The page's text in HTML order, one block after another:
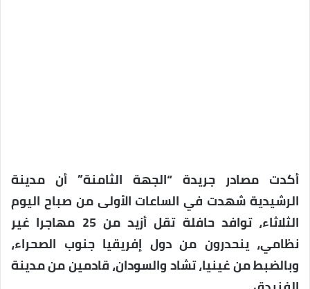
أكدت مصادر جريدة “الجهة الثامنة” أن مدينة
الرشيدية شهدت في الساعات الأولى من صباح اليوم
الثلاثاء، توافد حافلة تقل أزيد من 25 مهاجرا غير
نظامي، ينحدرون من دول إفريقيا جنوب الصحراء،
وبالضبط من غينيا، تشاد والسودان، قادمين من مدينة